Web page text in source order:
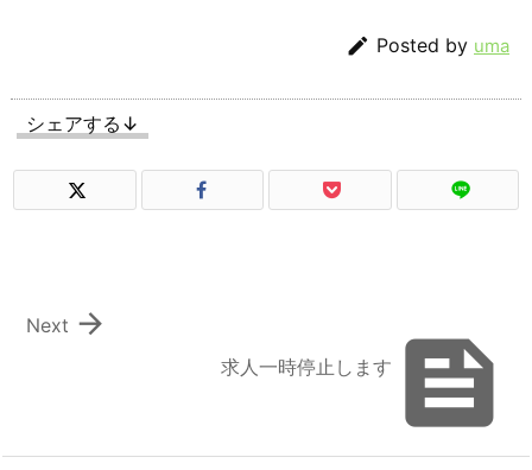
 Posted by uma
シェアする↓

求人一時停止します

Next